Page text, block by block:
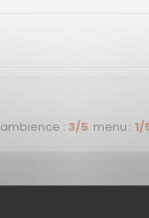
ambience : 3/5 menu : 1/